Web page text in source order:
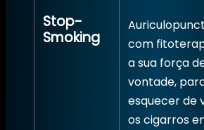
Stop-
Smoking
com
a sua força
vontade,
esquecer de
os cigarros